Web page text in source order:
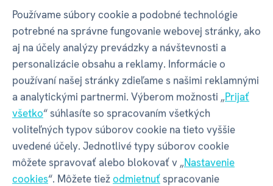
FĽAŠE ALBI ŠPORTOVÉ FĽAŠE 500 ML
Vlastnosti
Kód produktu 53933
Používame súbory cookie a podobné technológie
potrebné na správne fungovanie webovej stránky, ako
aj na účely analýzy prevádzky a návštevnosti a
personalizácie obsahu a reklamy. Informácie o
používaní našej stránky zdieľame s našimi reklamnými
a analytickými partnermi. Výberom možnosti „Prijať
všetko“ súhlasíte so spracovaním všetkých
voliteľných typov súborov cookie na tieto vyššie
uvedené účely. Jednotlivé typy súborov cookie
môžete spravovať alebo blokovať v „Nastavenie
cookies“. Môžete tiežodmietnuťspracovanie